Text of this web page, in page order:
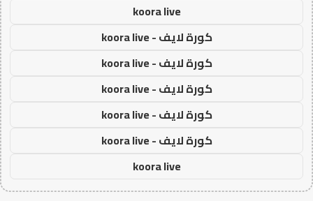
koora live
كورة لايف - koora live
كورة لايف - koora live
كورة لايف - koora live
كورة لايف - koora live
كورة لايف - koora live
koora live